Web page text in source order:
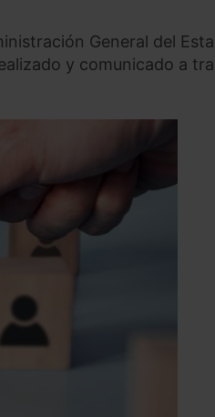
General del
y comunicado a